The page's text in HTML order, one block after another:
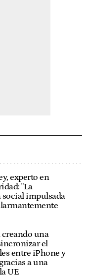
experto en
"La
impulsada
creando una
el
entre iPhone y
a una
UE